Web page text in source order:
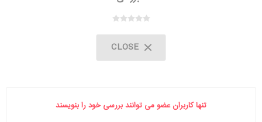
CLOSE
تنها کاربران عضو می توانند بررسی خود را بنویسند